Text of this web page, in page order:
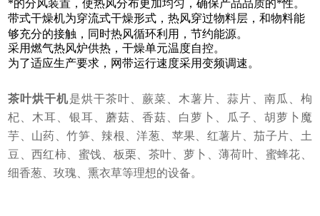
*的分风装置，使热风分布更加均匀，确保产品品质的*性。
带式干燥机为穿流式干燥形式，热风穿过物料层，和物料能
够充分的接触，同时热风循环利用，节约能源。
采用燃气热风炉供热，干燥单元温度自控。
为了适应生产要求，网带运行速度采用变频调速。
茶叶烘干机是烘干茶叶、蕨菜、木薯片、蒜片、南瓜、枸
杞、木耳、银耳、蘑菇、香菇、白萝卜、瓜子、胡萝卜魔
芋、山药、竹笋、辣根、洋葱、苹果、红薯片、茄子片、土
豆、西红柿、蜜饯、板栗、茶叶、萝卜、薄荷叶、蜜蜂花、
细香葱、玫瑰、熏衣草等理想的设备。